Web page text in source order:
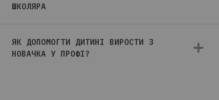
ШКОЛЯРА
ЯК ДОПОМОГТИ ДИТИНІ ВИРОСТИ З
НОВАЧКА У ПРОФІ?